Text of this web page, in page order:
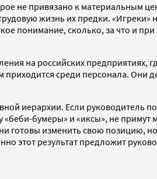
не привязано к материальным
жизнь их предки. «Игреки»
сколько, за что и при
на российских предприятиях,
среди персонала. Они
иерархии. Если руководитель
бумеры» и «иксы», не
изменить свою позицию,
этот результат предложит